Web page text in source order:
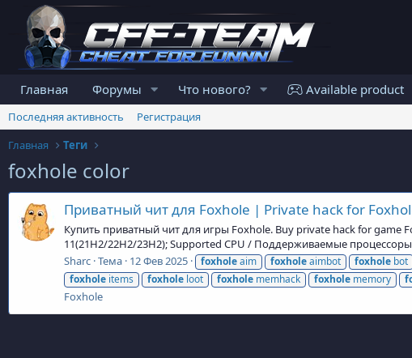
Главная Форумы Что нового? Available product
Последняя активность
Регистрация
Главная
Теги
foxhole color
Приватный чит для Foxhole | Private hack for
Купить приватный чит для игры Foxhole. Buy private hack for game
11(21H2/22H2/23H2); Supported CPU / Поддерживаемые
Sharc Тема 12 Фев 2025 foxholeaim foxholeaimbot foxhole bot
foxhole items foxhole loot foxhole memhack foxhole memory
Foxhole